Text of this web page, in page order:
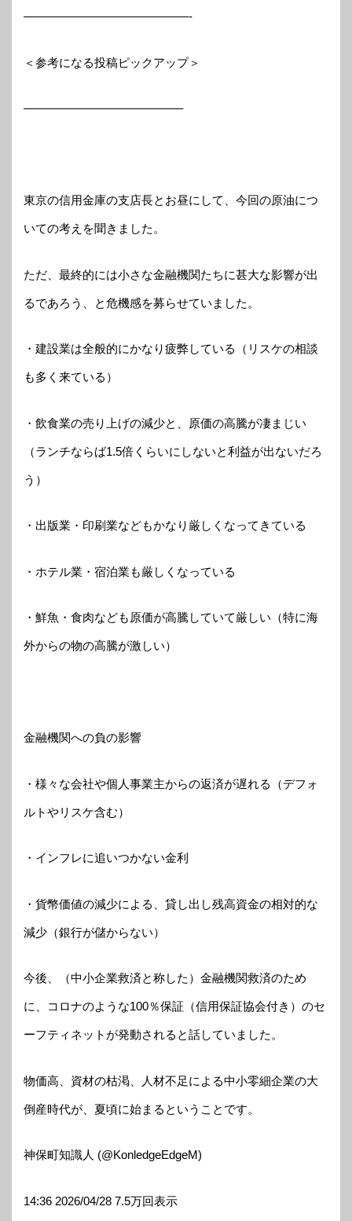
——————————————-
＜参考になる投稿ピックアップ＞
—————————————–
東京の信用金庫の支店長とお昼にして、今回の原油につ
いての考えを聞きました。
ただ、最終的には小さな金融機関たちに甚大な影響が出
るであろう、と危機感を募らせていました。
・建設業は全般的にかなり疲弊している（リスケの相談
も多く来ている）
・飲食業の売り上げの減少と、原価の高騰が凄まじい
（ランチならば1.5倍くらいにしないと利益が出ないだろ
う）
・出版業・印刷業などもかなり厳しくなってきている
・ホテル業・宿泊業も厳しくなっている
・鮮魚・食肉なども原価が高騰していて厳しい（特に海
外からの物の高騰が激しい）
金融機関への負の影響
・様々な会社や個人事業主からの返済が遅れる（デフォ
ルトやリスケ含む）
・インフレに追いつかない金利
・貨幣価値の減少による、貸し出し残高資金の相対的な
減少（銀行が儲からない）
今後、（中小企業救済と称した）金融機関救済のため
に、コロナのような100％保証（信用保証協会付き）のセ
ーフティネットが発動されると話していました。
物価高、資材の枯渇、人材不足による中小零細企業の大
倒産時代が、夏頃に始まるということです。
神保町知識人 (@KonledgeEdgeM)
14:36 2026/04/28 7.5万回表示